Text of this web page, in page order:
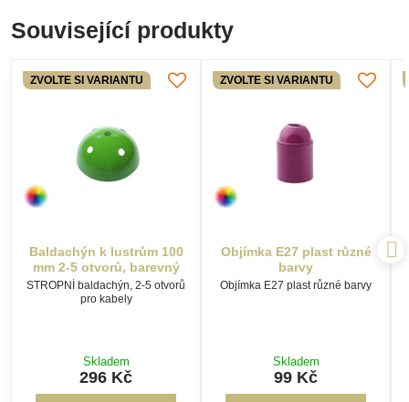
Související produkty
ZVOLTE SI VARIANTU
Baldachýn k lustrům 100
mm 2-5 otvorů, barevný
STROPNÍ baldachýn, 2-5 otvorů
pro kabely
Skladem
296 Kč
ZVOLTE SI VARIANTU
Objímka E27 plast různé
barvy
Objímka E27 plast různé barvy
Skladem
99 Kč